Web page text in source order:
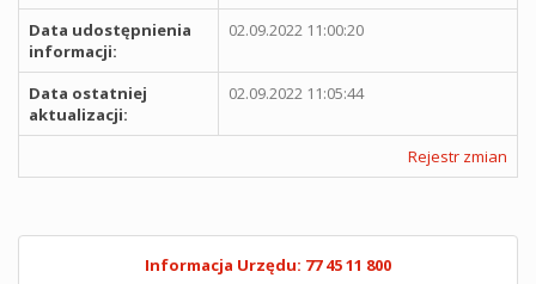
Data udostępnienia
informacji:
02.09.2022 11:00:20
Data ostatniej
aktualizacji:
02.09.2022 11:05:44
Rejestr zmian
Informacja Urzędu: 77 45 11 800